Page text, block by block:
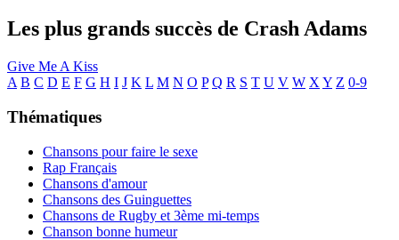
Les plus grands succès de Crash Adams
Give Me A Kiss
A B C D E F G H I J K L M N O P Q R S T U V W X Y Z 0-9
Thématiques
Chansons pour faire le sexe
Rap Français
Chansons d'amour
Chansons des Guinguettes
Chansons de Rugby et 3ème mi-temps
Chanson bonne humeur